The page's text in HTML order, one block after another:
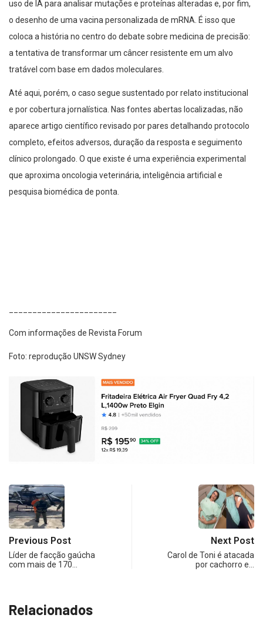
uso de IA para analisar mutações e proteínas alteradas e, por fim,
o desenho de uma vacina personalizada de mRNA. É isso que
coloca a história no centro do debate sobre medicina de precisão:
a tentativa de transformar um câncer resistente em um alvo
tratável com base em dados moleculares.
Até aqui, porém, o caso segue sustentado por relato institucional
e por cobertura jornalística. Nas fontes abertas localizadas, não
aparece artigo científico revisado por pares detalhando protocolo
completo, efeitos adversos, duração da resposta e seguimento
clínico prolongado. O que existe é uma experiência experimental
que aproxima oncologia veterinária, inteligência artificial e
pesquisa biomédica de ponta.
Com informações de Revista Forum
Foto: reprodução UNSW Sydney
Previous Post
Líder de facção gaúcha
com mais de 170…
Next Post
Carol de Toni é atacada
por cachorro e…
Relacionados